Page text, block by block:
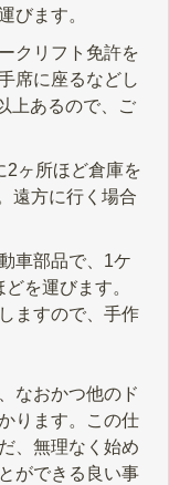
びます。
クリフト免許を
席に座るなどし
上あるので、ご
2ヶ所ほど倉庫を
遠方に行く場合
⾞部品で、1ケ
を運びます。
ますので、手作
なおかつ他のド
ります。この仕
、無理なく始め
ができる良い事